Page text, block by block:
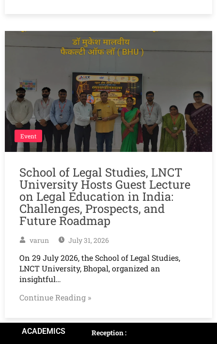
Event
School of Legal Studies, LNCT
University Hosts Guest Lecture
on Legal Education in India:
Challenges, Prospects, and
Future Roadmap
varun July 31, 2026
On 29 July 2026, the School of Legal Studies,
LNCT University, Bhopal, organized an
insightful…
Continue Reading »
ACADEMICS
Reception :